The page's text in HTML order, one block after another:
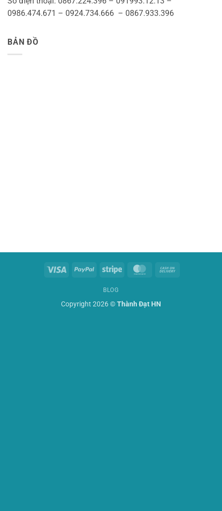
0986.474.671 – 0924.734.666 – 0867.933.396
BẢN ĐỒ
Visa PayPal Stripe MasterCard
BLOG
Copyright 2026 ©Thành Đạt HN